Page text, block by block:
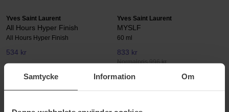
Samtycke Information Om
Yves Saint Laurent
All Hours Hyper Finish
All Hours Hyper Finish
534 kr
Yves Saint Laurent
MYSLF
60 ml
833 kr
Normalpris 996 kr
Libre Berry Crush Velvet Crush Mono 32